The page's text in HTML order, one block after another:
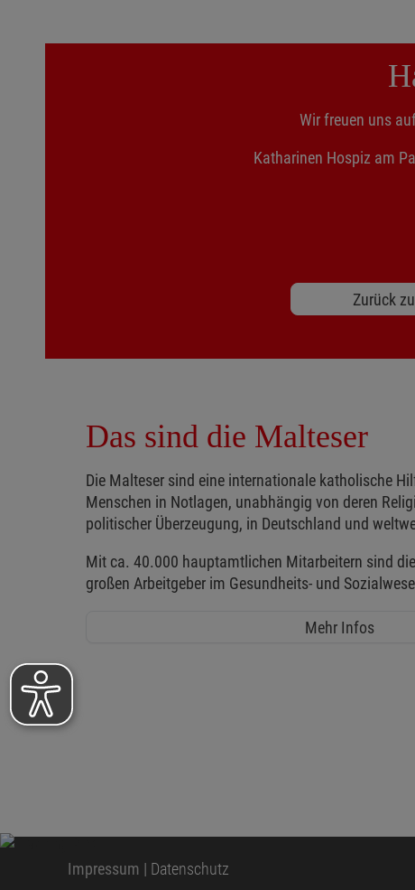
Wir freuen uns
Katharinen
Zurück
Das sind die Malteser
Die Malteser sind eine internationale katholische
Menschen in Notlagen, unabhängig von deren
politischer Überzeugung, in Deutschland und
Mit ca. 40.000 hauptamtlichen Mitarbeitern sind
großen Arbeitgeber im Gesundheits- und
Mehr Infos
Impressum | Datenschutz